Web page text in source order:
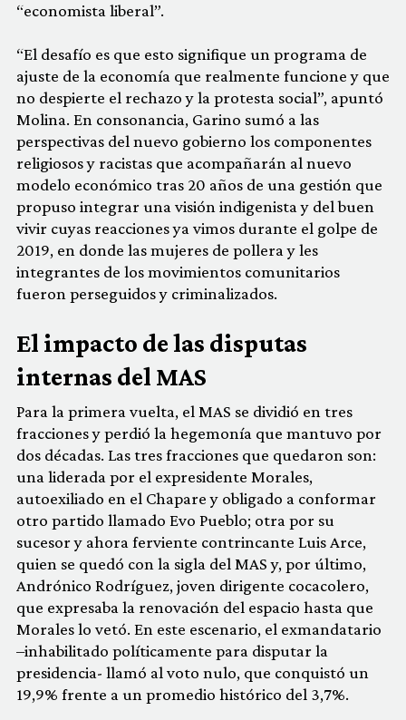
“economista liberal”.
“El desafío es que esto signifique un programa de
ajuste de la economía que realmente funcione y que
no despierte el rechazo y la protesta social”, apuntó
Molina. En consonancia, Garino sumó a las
perspectivas del nuevo gobierno los componentes
religiosos y racistas que acompañarán al nuevo
modelo económico tras 20 años de una gestión que
propuso integrar una visión indigenista y del buen
vivir cuyas reacciones ya vimos durante el golpe de
2019, en donde las mujeres de pollera y les
integrantes de los movimientos comunitarios
fueron perseguidos y criminalizados.
El impacto de las disputas
internas del MAS
Para la primera vuelta, el MAS se dividió en tres
fracciones y perdió la hegemonía que mantuvo por
dos décadas. Las tres fracciones que quedaron son:
una liderada por el expresidente Morales,
autoexiliado en el Chapare y obligado a conformar
otro partido llamado Evo Pueblo; otra por su
sucesor y ahora ferviente contrincante Luis Arce,
quien se quedó con la sigla del MAS y, por último,
Andrónico Rodríguez, joven dirigente cocacolero,
que expresaba la renovación del espacio hasta que
Morales lo vetó. En este escenario, el exmandatario
–inhabilitado políticamente para disputar la
presidencia- llamó al voto nulo, que conquistó un
19,9% frente a un promedio histórico del 3,7%.